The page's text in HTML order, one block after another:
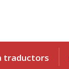
traductors